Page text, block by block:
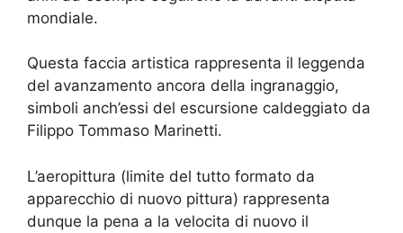
mondiale.
Questa faccia artistica rappresenta il leggenda
del avanzamento ancora della ingranaggio,
simboli anch’essi del escursione caldeggiato da
Filippo Tommaso Marinetti.
L’aeropittura (limite del tutto formato da
apparecchio di nuovo pittura) rappresenta
dunque la pena a la velocita di nuovo il